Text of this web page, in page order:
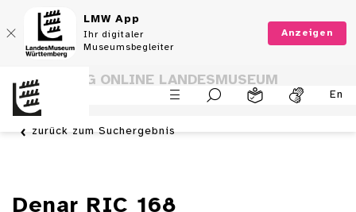
LMW App
Ihr digitaler
Museumsbegleiter
Anzeigen
En
SAMMLUNG ONLINE LANDESMUSEUM
WÜRTTEMBERG
zurück zum Suchergebnis
Denar RIC 168